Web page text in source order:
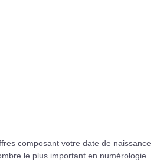
composant votre date de naissance
le plus important en numérologie.